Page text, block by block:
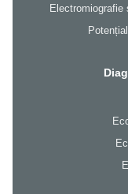
Electromiografie